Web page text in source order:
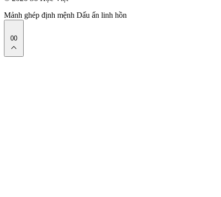
Mảnh ghép định mệnh Dấu ấn linh hồn
00
expand_less